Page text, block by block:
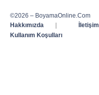
©2026 – BoyamaOnline.Com
Hakkımızda
| İletişim
Kullanım Koşulları